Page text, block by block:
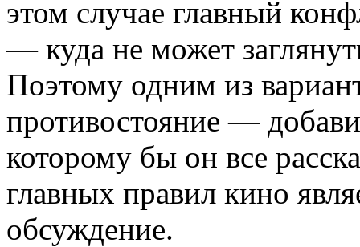
этом случае главный
— куда не может
Поэтому одним из
противостояние —
которому бы он все
главных правил кино
обсуждение.